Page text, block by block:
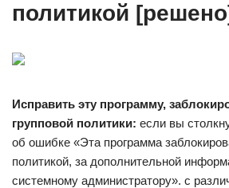
политикой
Исправить эту программу,
групповой политики: если вы
об ошибке «Эта программа
политикой, за дополнительной
системному администратору». с